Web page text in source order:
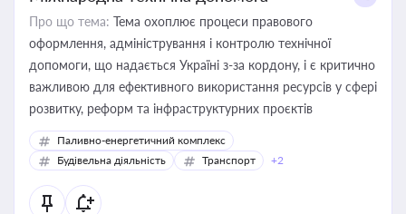
Про що тема: Тема охоплює процеси правового
оформлення, адміністрування і контролю технічної
допомоги, що надається Україні з-за кордону, і є критично
важливою для ефективного використання ресурсів у сфері
розвитку, реформ та інфраструктурних проєктів
Паливно-енергетичний комплекс
Будівельна діяльність
Транспорт +2